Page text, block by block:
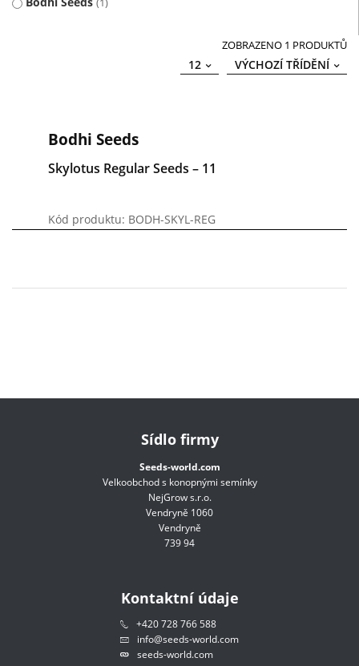
ZOBRAZENO 1 PRODUKTŮ
VÝCHOZÍ TŘÍDĚNÍ
12
Bodhi Seeds
Skylotus Regular Seeds – 11
Kód produktu: BODH-SKYL-REG
Sídlo firmy
Seeds-world.com
Velkoobchod s konopnými semínky
NejGrow s.r.o.
Vendryně 1060
Vendryně
739 94
Kontaktní údaje
+420 728 766 588
info@seeds-world.com
seeds-world.com